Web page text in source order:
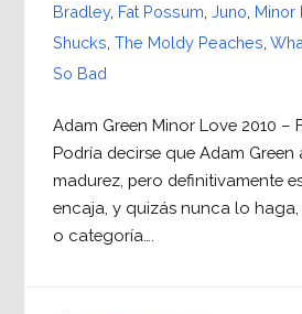
Bradley, Fat Possum Juno Minor
Shucks The Moldy Peaches
So Bad
Adam Green Minor Love 2010 –
Podría decirse que Adam
madurez, pero definitivamente
encaja, y quizás nunca lo haga,
o categoría….